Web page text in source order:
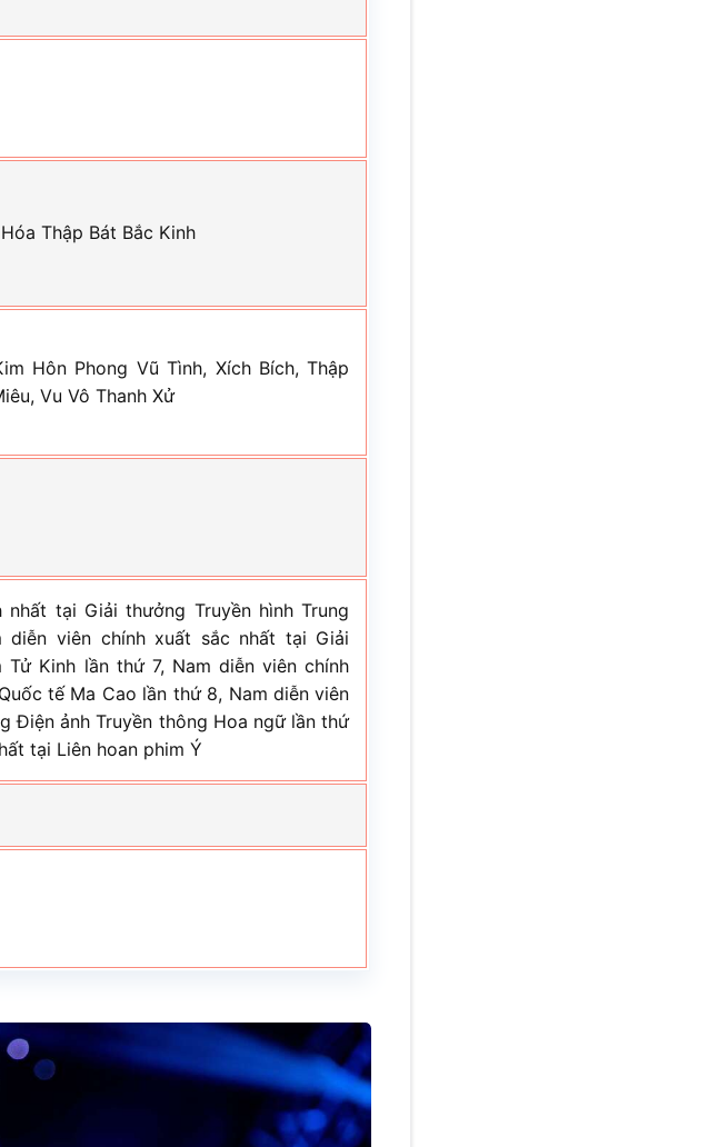
Thập Bát Bắc Kinh
Hôn Phong Vũ Tình, Xích Bích, Thập
Vu Vô Thanh Xử
tại Giải thưởng Truyền hình Trung
viên chính xuất sắc nhất tại Giải
Kinh lần thứ 7, Nam diễn viên chính
tế Ma Cao lần thứ 8, Nam diễn viên
Điện ảnh Truyền thông Hoa ngữ lần thứ
tại Liên hoan phim Ý